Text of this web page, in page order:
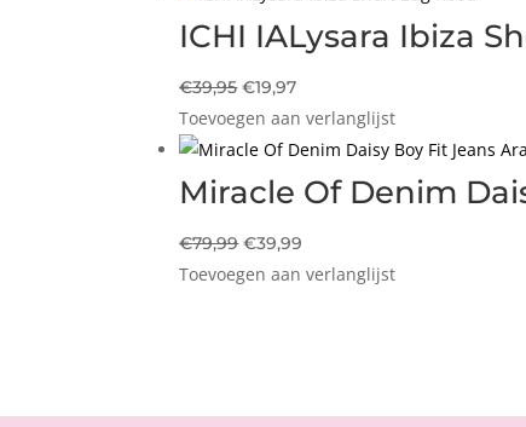
€59,95.
ICHI IALysara Ibiza
€39,95Oorspronkelijke
prijs
was:
€39,95.
€19,97Huidige
prijs
is:
€19,97.
Toevoegen aan verlanglijst
Miracle Of Denim
€79,99Oorspronkelijke
prijs
€39,99
prijs
Toevoegen aan verlanglijst